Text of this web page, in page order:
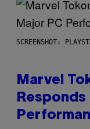
SCREENSHOT:
Marvel